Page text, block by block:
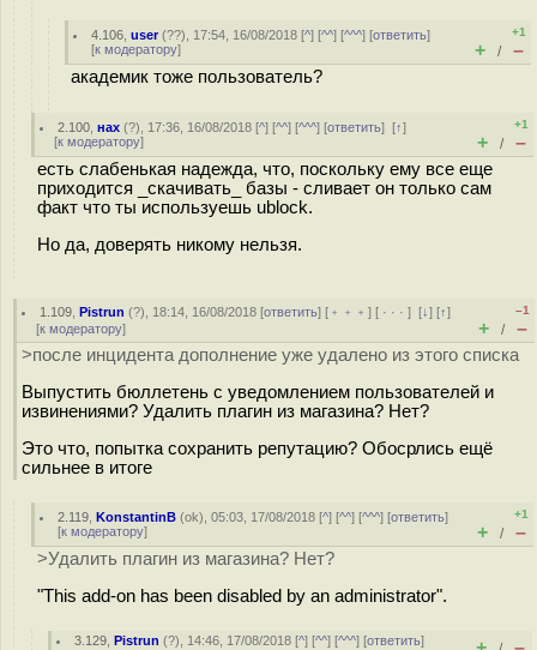
4.106 ,user(??), 17:54, 16/08/2018 [^] [^^] [^^^] [ответить]
[к модератору]
+1
+ / –
академик тоже пользователь?
2.100 ,нах (?), 17:36, 16/08/2018 [^] [^^] [^^^] [ответить][↑]
[к модератору]
+1
+ / –
есть слабенькая надежда, что, поскольку ему все еще
приходится _скачивать_ базы - сливает он только сам
факт что ты используешь ublock.
Но да, доверять никому нельзя.
1.109 ,Pistrun (?), 18:14, 16/08/2018 [ответить] [ ﹢﹢﹢] [ · · ·][↓] [↑]
[к модератору]
–1
+ / –
>после инцидента дополнение уже удалено из этого списка
Выпустить бюллетень с уведомлением пользователей и
извинениями? Удалить плагин из магазина? Нет?
Это что, попытка сохранить репутацию? Обосрлись ещё
сильнее в итоге
2.119 ,KonstantinB (ok), 05:03, 17/08/2018 [^] [^^] [^^^] [ответить]
[к модератору]
+1
+ / –
>Удалить плагин из магазина? Нет?
"This add-on has been disabled by an administrator".
3.129 ,Pistrun (?), 14:46, 17/08/2018 [^] [^^] [^^^] [ответить]